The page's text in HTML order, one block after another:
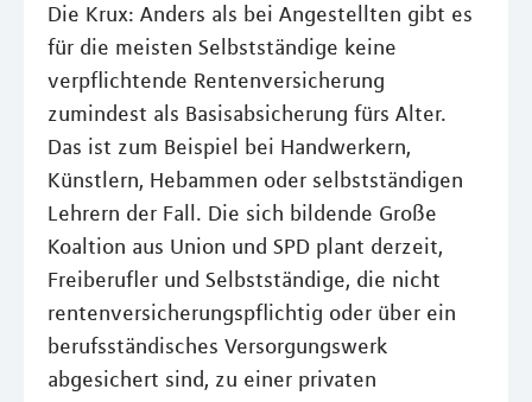
Die Krux: Anders als bei Angestellten gibt es
für die meisten Selbstständige keine
verpflichtende Rentenversicherung
zumindest als Basisabsicherung fürs Alter.
Das ist zum Beispiel bei Handwerkern,
Künstlern, Hebammen oder selbstständigen
Lehrern der Fall. Die sich bildende Große
Koaltion aus Union und SPD plant derzeit,
Freiberufler und Selbstständige, die nicht
rentenversicherungspflichtig oder über ein
berufsständisches Versorgungswerk
abgesichert sind, zu einer privaten